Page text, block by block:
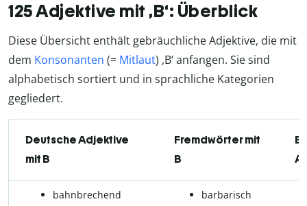
125 Adjektive mit ,B‘: Überblick
Diese Übersicht enthält gebräuchliche Adjektive, die mit
dem Konsonanten (= Mitlaut) ,B‘ anfangen. Sie sind
alphabetisch sortiert und in sprachliche Kategorien
gegliedert.
Deutsche Adjektive
mit B
Fremdwörter mit
B
bahnbrechend
barbarisch